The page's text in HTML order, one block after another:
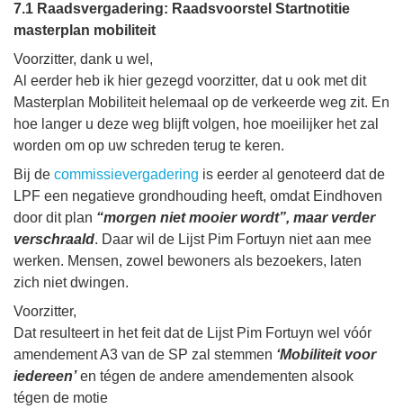
7.1 Raadsvergadering: Raadsvoorstel Startnotitie
masterplan mobiliteit
Voorzitter, dank u wel,
Al eerder heb ik hier gezegd voorzitter, dat u ook met dit
Masterplan Mobiliteit helemaal op de verkeerde weg zit. En
hoe langer u deze weg blijft volgen, hoe moeilijker het zal
worden om op uw schreden terug te keren.
Bij de commissievergadering is eerder al genoteerd dat de
LPF een negatieve grondhouding heeft, omdat Eindhoven
door dit plan “morgen niet mooier wordt”, maar verder
verschraald. Daar wil de Lijst Pim Fortuyn niet aan mee
werken. Mensen, zowel bewoners als bezoekers, laten
zich niet dwingen.
Voorzitter,
Dat resulteert in het feit dat de Lijst Pim Fortuyn wel vóór
amendement A3 van de SP zal stemmen ‘Mobiliteit voor
iedereen’en tégen de andere amendementen alsook
tégen de motie